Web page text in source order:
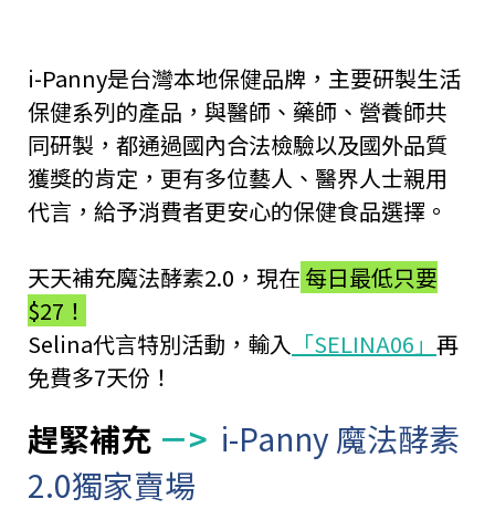
i-Panny是台灣本地保健品牌，主要研製生活
保健系列的產品，與醫師、藥師、營養師共
同研製，都通過國內合法檢驗以及國外品質
獲獎的肯定，更有多位藝人、醫界人士親用
代言，給予消費者更安心的保健食品選擇。
天天補充魔法酵素2.0，現在 每日最低只要
$27！
Selina代言特別活動，輸入 「SELINA06」 再
免費多7天份！
趕緊補充 －> i-Panny 魔法酵素
2.0獨家賣場